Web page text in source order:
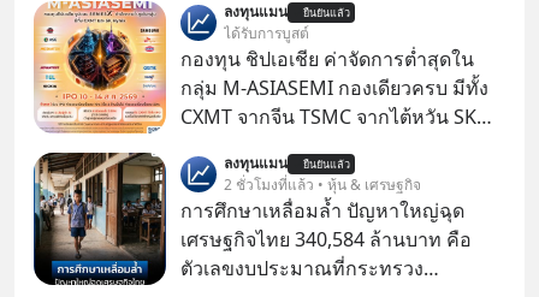
เปลี่ยนสี” McConaughey ดาราดาวรุ่ง
ในยุคหนึ่ง เคยปฏิเสธเงินค่าตัวหนังรอม
คอมที่สูงถึง 14.5 ล้านดอลลาร์ (หรือ
ราว 500 ล้านบาท) เพียงเพราะเขาไม่
ตามมาคือ โทรศัพท์ของเขากลายเป็น
ความเงียบสนิทนานถึง 14 เดือนเต็ม แต่
ความเงียบและ "ไฟแดง" ในวันนั้นกลับ
กลายเป็นการถอยหลังเพื่อตั้งหลัก จนส่ง
ให้เขาก้าวขึ้นไปยืนถือรางวัลออสการ์
ลงทุนแมน ยืนยันแล้ว
ได้รับการบูสต์
กองทุน ชิปเอเชีย ค่าจัดการต่ำสุดใน
กลุ่ม M-ASIASEMI กองเดียวครบ มีทั้ง
CXMT จากจีน TSMC จากไต้หวัน SK
ลงทุนแมน ยืนยันแล้ว
2 ชั่วโมงที่แล้ว • หุ้น & เศรษฐกิจ
การศึกษาเหลื่อมล้ำ ปัญหาใหญ่ฉุด
เศรษฐกิจไทย 340,584 ล้านบาท คือ
ตัวเลขงบประมาณที่กระทรวง